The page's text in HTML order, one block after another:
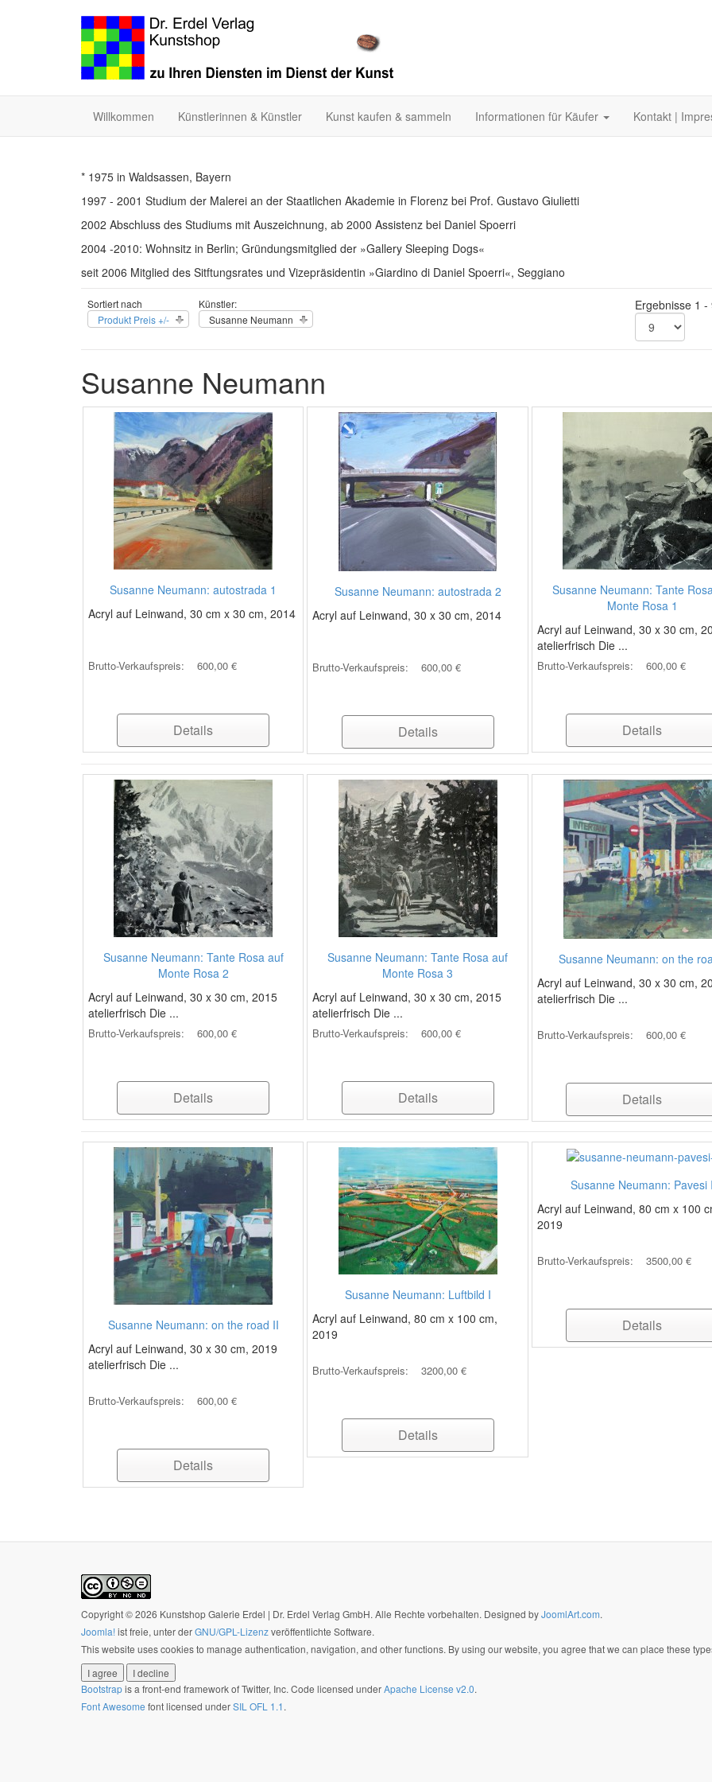
Willkommen Künstlerinnen & Künstler Kunst kaufen & sammeln Informationen für Käufer Kontakt |
* 1975 in Waldsassen, Bayern
1997 - 2001 Studium der Malerei an der Staatlichen Akademie in Florenz bei Prof. Gustavo Giulietti
2002 Abschluss des Studiums mit Auszeichnung, ab 2000 Assistenz bei Daniel Spoerri
2004 -2010: Wohnsitz in Berlin; Gründungsmitglied der »Gallery Sleeping Dogs«
seit 2006 Mitglied des Sitftungsrates und Vizepräsidentin »Giardino di Daniel Spoerri«, Seggiano
Sortiert nach
Produkt Preis +/-
Künstler:
Susanne Neumann
Ergebnisse 1 -
Susanne Neumann
Susanne Neumann: autostrada 1
Acryl auf Leinwand, 30 cm x 30 cm, 2014
Brutto-Verkaufspreis: 600,00 €
Details
Susanne Neumann: autostrada 2
Acryl auf Leinwand, 30 x 30 cm, 2014
Brutto-Verkaufspreis: 600,00 €
Details
Susanne Neumann: Tante
Monte Rosa 1
Acryl auf Leinwand, 30 x 30 cm,
atelierfrisch Die ...
Brutto-Verkaufspreis: 600,00 €
Details
Susanne Neumann: Tante Rosa auf
Monte Rosa 2
Acryl auf Leinwand, 30 x 30 cm, 2015
atelierfrisch Die ...
Brutto-Verkaufspreis: 600,00 €
Details
Susanne Neumann: Tante Rosa auf
Monte Rosa 3
Acryl auf Leinwand, 30 x 30 cm, 2015
atelierfrisch Die ...
Brutto-Verkaufspreis: 600,00 €
Details
Susanne Neumann: on the
Acryl auf Leinwand, 30 x 30 cm,
atelierfrisch Die ...
Brutto-Verkaufspreis: 600,00 €
Details
Susanne Neumann: on the road II
Acryl auf Leinwand, 30 x 30 cm, 2019
atelierfrisch Die ...
Brutto-Verkaufspreis: 600,00 €
Details
Susanne Neumann: Luftbild I
Acryl auf Leinwand, 80 cm x 100 cm,
2019
Brutto-Verkaufspreis: 3200,00 €
Details
Susanne Neumann: Pavesi
Acryl auf Leinwand, 80 cm x 100
2019
Brutto-Verkaufspreis: 3500,00 €
Details
Copyright © 2026 Kunstshop Galerie Erdel | Dr. Erdel Verlag GmbH. Alle Rechte vorbehalten. Designed byJoomlArt.com.
Joomla!ist freie, unter derGNU/GPL-Lizenzveröffentlichte Software.
This website uses cookies to manage authentication, navigation, and other functions. By using our website, you agree that we can place these
I agree
I decline
Bootstrapis a front-end framework of Twitter, Inc. Code licensed underApache License v2.0.
Font Awesome font licensed underSIL OFL 1.1.